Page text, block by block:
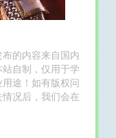
的内容来自国内
自制，仅用于学
途！如有版权问
况后，我们会在